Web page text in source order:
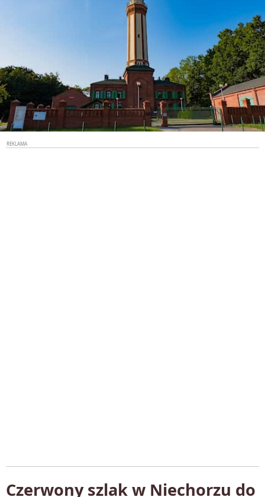
Czerwony szlak w Niechorzu do